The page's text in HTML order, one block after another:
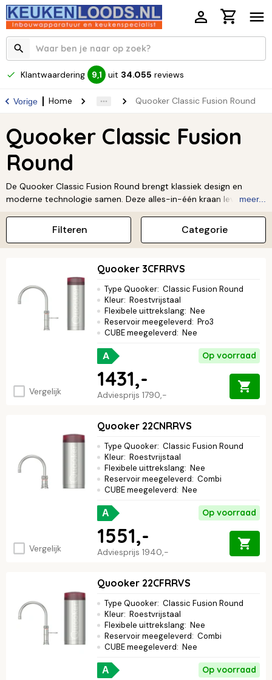
Klantwaardering 9,1 uit 34.055 reviews
Vorige Home Quooker Classic Fusion Round
Quooker Classic Fusion
Round
De Quooker Classic Fusion Round brengt klassiek design en
moderne technologie samen. Deze alles-in-één kraan levert
ronde vorm en verfijnde details straalt hij tijdloze elegantie uit.
Dankzij de innovatieve functies bespaar je tijd, energie en ruimte.
De Classic Fusion Round is perfect voor wie functionaliteit en
klassieke stijl wil combineren. Lees verder ↓
meer...
Categorie
Filteren
Vergelijk
Quooker 3CFRRVS
Type Quooker: Classic Fusion Round
Kleur: Roestvrijstaal
Flexibele uittrekslang: Nee
Reservoir meegeleverd: Pro3
CUBE meegeleverd: Nee
A Op voorraad
Adviesprijs 1790,-
1431,-
Vergelijk
Quooker 22CNRRVS
Type Quooker: Classic Fusion Round
Kleur: Roestvrijstaal
Flexibele uittrekslang: Nee
Reservoir meegeleverd: Combi
CUBE meegeleverd: Nee
A Op voorraad
Adviesprijs 1940,-
1551,-
Quooker 22CFRRVS
Type Quooker: Classic Fusion Round
Kleur: Roestvrijstaal
Flexibele uittrekslang: Nee
Reservoir meegeleverd: Combi
CUBE meegeleverd: Nee
A Op voorraad